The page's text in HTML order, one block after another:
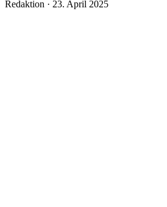
Redaktion · Veröffentlicht
23. April 2025